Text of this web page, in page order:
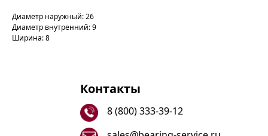
Диаметр наружный: 26
Диаметр внутренний: 9
Ширина: 8
Контакты
8 (800) 333-39-12